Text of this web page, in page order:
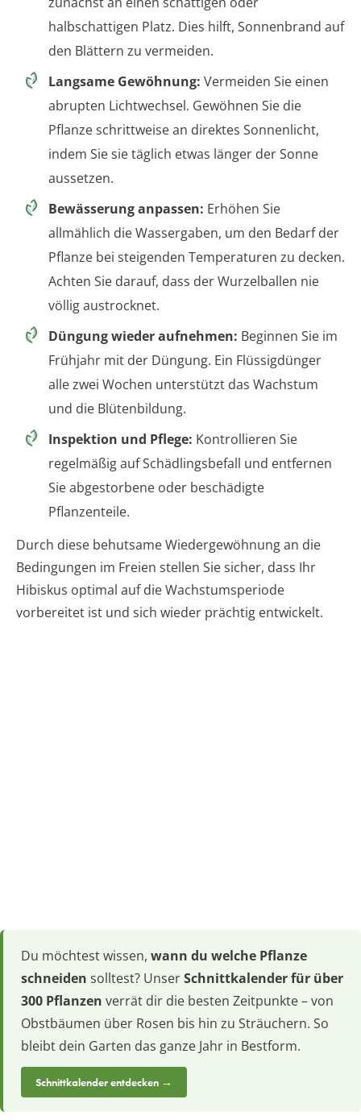
halbschattigen Platz. Dies hilft, Sonnenbrand auf
den Blättern zu vermeiden.
Langsame Gewöhnung: Vermeiden Sie einen
abrupten Lichtwechsel. Gewöhnen Sie die
Pflanze schrittweise an direktes Sonnenlicht,
indem Sie sie täglich etwas länger der Sonne
aussetzen.
Bewässerung anpassen: Erhöhen Sie
allmählich die Wassergaben, um den Bedarf der
Pflanze bei steigenden Temperaturen zu decken.
Achten Sie darauf, dass der Wurzelballen nie
völlig austrocknet.
Düngung wieder aufnehmen: Beginnen Sie im
Frühjahr mit der Düngung. Ein Flüssigdünger
alle zwei Wochen unterstützt das Wachstum
und die Blütenbildung.
Inspektion und Pflege: Kontrollieren Sie
regelmäßig auf Schädlingsbefall und entfernen
Sie abgestorbene oder beschädigte
Pflanzenteile.
Durch diese behutsame Wiedergewöhnung an die
Bedingungen im Freien stellen Sie sicher, dass Ihr
Hibiskus optimal auf die Wachstumsperiode
vorbereitet ist und sich wieder prächtig entwickelt.
Du möchtest wissen, wann du welche Pflanze
schneiden solltest? UnserSchnittkalender für über
300 Pflanzen verrät dir die besten Zeitpunkte – von
Obstbäumen über Rosen bis hin zu Sträuchern. So
bleibt dein Garten das ganze Jahr in Bestform.
Schnittkalender entdecken →